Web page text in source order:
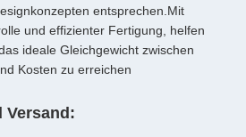
entsprechen.Mit
und effizienter Fertigung, helfen
ideale Gleichgewicht zwischen
Kosten zu erreichen
Versand: